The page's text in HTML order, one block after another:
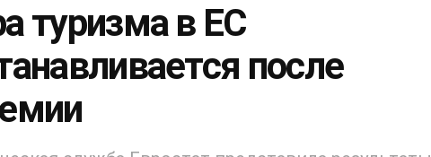
туризма в ЕС
после